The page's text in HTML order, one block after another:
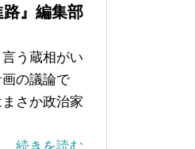
路』編集部
う蔵相がい
の議論で
さか政治家